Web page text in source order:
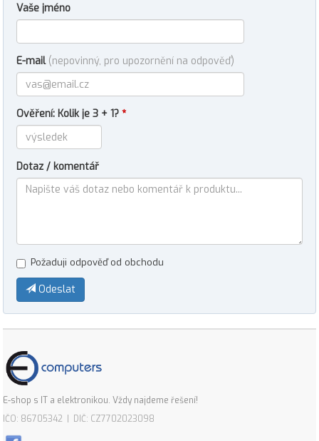
Vaše jméno
E-mail (nepovinný, pro upozornění na odpověď)
Ověření: Kolik je 3 + 1? *
Dotaz / komentář
Požaduji odpověď od obchodu
Odeslat
E-shop s IT a elektronikou. Vždy najdeme řešení!
IČO: 86705342 | DIČ: CZ7702023098